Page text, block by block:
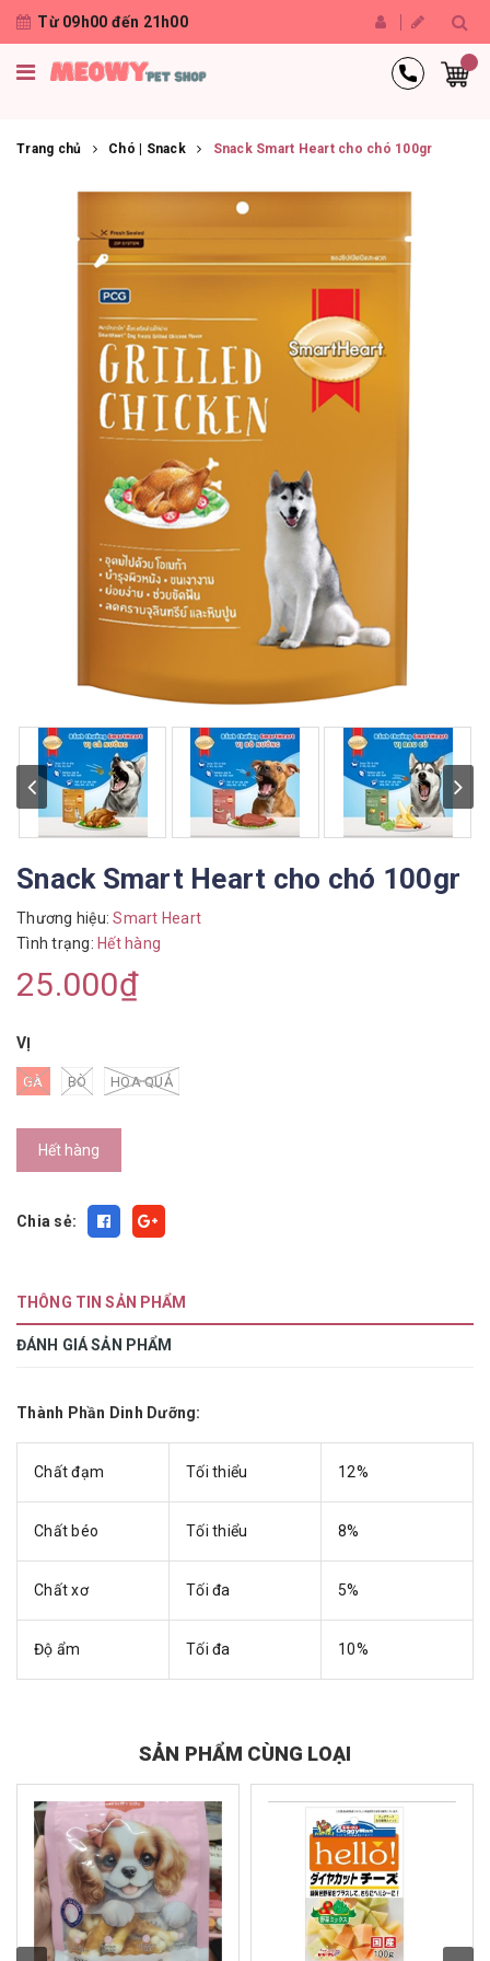
Từ 09h00 đến 21h00
Trang chủ Chó | Snack Snack Smart Heart cho chó 100gr
Snack Smart Heart cho chó 100gr
Thương hiệu: Smart Heart
Tình trạng: Hết hàng
25.000₫
VỊ
GÀ BÒ HOA QUẢ
Hết hàng
Chia sẻ:
THÔNG TIN SẢN PHẨM
ĐÁNH GIÁ SẢN PHẨM
Thành Phần Dinh Dưỡng:
Chất đạm Tối thiểu 12%
Chất béo Tối thiểu 8%
Chất xơ Tối đa 5%
Độ ẩm Tối đa 10%
SẢN PHẨM CÙNG LOẠI